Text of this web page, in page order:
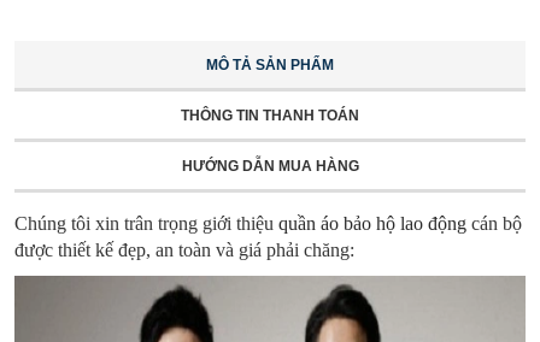
MÔ TẢ SẢN PHẨM
THÔNG TIN THANH TOÁN
HƯỚNG DẪN MUA HÀNG
Chúng tôi xin trân trọng giới thiệu quần áo bảo hộ lao động cán bộ
được thiết kế đẹp, an toàn và giá phải chăng: